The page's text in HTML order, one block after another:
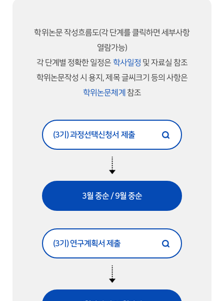
학위논문 작성흐름도(각 단계를 클릭하면 세부사항
열람가능)
각 단계별 정확한 일정은 학사일정 및 자료실 참조
학위논문작성 시 용지, 제목 글씨크기 등의 사항은
학위논문체계 참조
(3기) 과정선택신청서 제출
3월 중순 / 9월 중순
(3기) 연구계획서 제출